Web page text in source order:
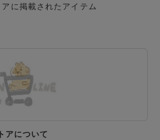
に掲載されたアイテム
アについて